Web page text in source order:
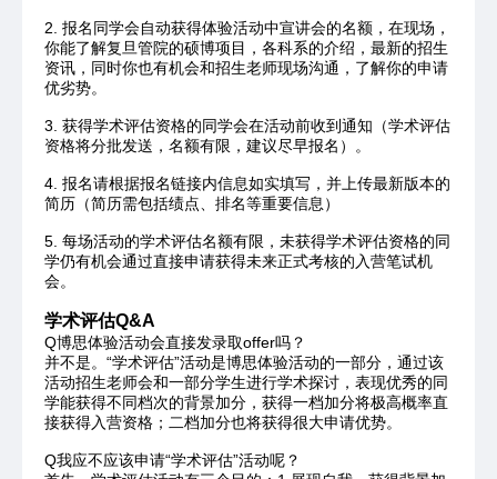
2. 报名同学会自动获得体验活动中宣讲会的名额，在现场，
你能了解复旦管院的硕博项目，各科系的介绍，最新的招生
资讯，同时你也有机会和招生老师现场沟通，了解你的申请
优劣势。
3. 获得学术评估资格的同学会在活动前收到通知（学术评估
资格将分批发送，名额有限，建议尽早报名）。
4. 报名请根据报名链接内信息如实填写，并上传最新版本的
简历（简历需包括绩点、排名等重要信息）
5. 每场活动的学术评估名额有限，未获得学术评估资格的同
学仍有机会通过直接申请获得未来正式考核的入营笔试机
会。
学术评估Q&A
Q博思体验活动会直接发录取offer吗？
并不是。“学术评估”活动是博思体验活动的一部分，通过该
活动招生老师会和一部分学生进行学术探讨，表现优秀的同
学能获得不同档次的背景加分，获得一档加分将极高概率直
接获得入营资格；二档加分也将获得很大申请优势。
Q我应不应该申请“学术评估”活动呢？